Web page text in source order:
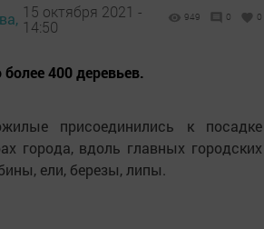
15 октября 2021 -
14:50
949 0 0
400 деревьев.
присоединились к посадке
города, вдоль главных городских
ели, березы, липы.